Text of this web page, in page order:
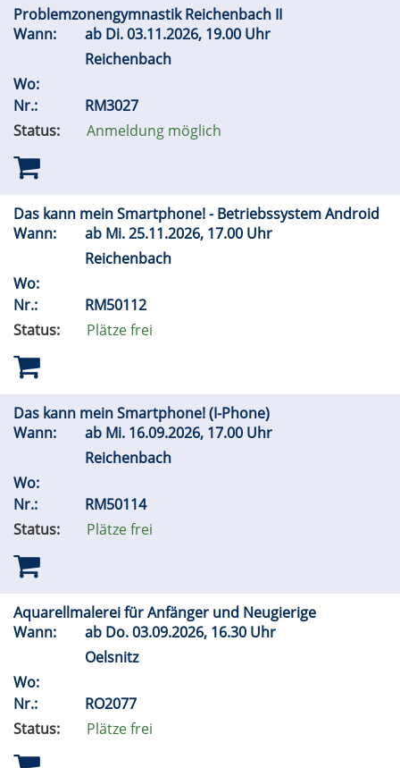
Problemzonengymnastik Reichenbach II
Wann:
ab Di.03.11.2026, 19.00 Uhr
Reichenbach
Wo:
Nr.:
RM3027
Status:
Anmeldung möglich
Das kann mein Smartphone! - Betriebssystem Android
Wann:
ab Mi.25.11.2026, 17.00 Uhr
Reichenbach
Wo:
Nr.:
RM50112
Status:
Plätze frei
Das kann mein Smartphone! (I-Phone)
Wann:
ab Mi. 16.09.2026, 17.00 Uhr
Reichenbach
Wo:
Nr.:
RM50114
Status:
Plätze frei
Aquarellmalerei für Anfänger und Neugierige
Wann:
ab Do.03.09.2026, 16.30 Uhr
Oelsnitz
Wo:
Nr.:
RO2077
Status:
Plätze frei